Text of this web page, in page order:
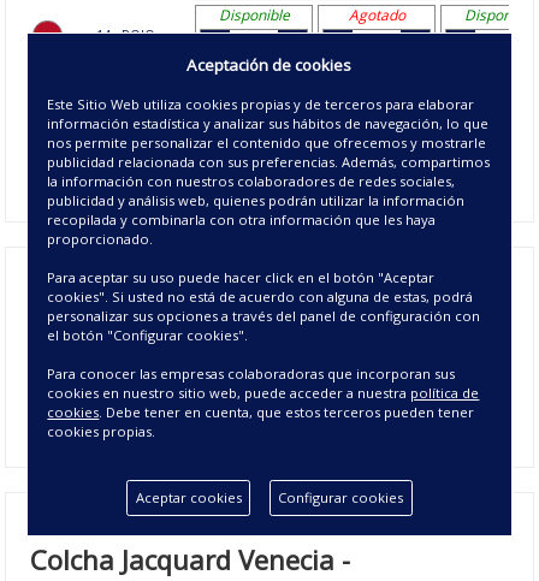
14 - ROJO
21 - MARRON
22 - NEGRO
Disponible Agotado Disponible
Disponible Disponible Disponible
Colcha jacquard Venecia es una colcha juvenil paravestir tu
cama en primavera verano. Su tejido en forma de espiga la
hace adecuada para vestir cualquier tipo de cama. La colcha
para losdormitoriosjuveniles. Lasfundas de cojín jacquard
Venecia se venden por separado .
Colcha Jacquard Venecia -
Aceptación de cookies
Este Sitio Web utiliza cookies propias y de terceros para elaborar
información estadística y analizar sus hábitos de navegación, lo que
nos permite personalizar el contenido que ofrecemos y mostrarle
publicidad relacionada con sus preferencias. Además, compartimos
la información con nuestros colaboradores de redes sociales,
publicidad y análisis web, quienes podrán utilizar la información
recopilada y combinarla con otra información que les haya
proporcionado.
Para aceptar su uso puede hacer click en el botón "Aceptar
cookies". Si usted no está de acuerdo con alguna de estas, podrá
personalizar sus opciones a través del panel de configuración con
el botón "Configurar cookies".
Para conocer las empresas colaboradoras que incorporan sus
cookies en nuestro sitio web, puede acceder a nuestra política de
cookies. Debe tener en cuenta, que estos terceros pueden tener
cookies propias.
Aceptar cookies Configurar cookies